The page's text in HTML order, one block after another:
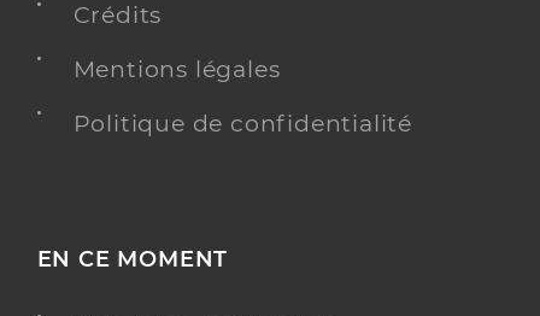
Crédits
Mentions légales
Politique de confidentialité
EN CE MOMENT